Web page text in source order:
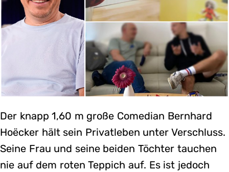
Der knapp 1,60 m große Comedian Bernhard
Hoëcker hält sein Privatleben unter Verschluss.
Seine Frau und seine beiden Töchter tauchen
nie auf dem roten Teppich auf. Es ist jedoch